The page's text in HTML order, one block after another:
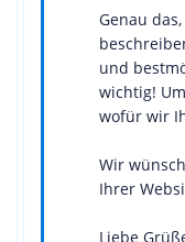
Genau
und
wichtig!
wofür wir
Wir
Ihrer
Liebe